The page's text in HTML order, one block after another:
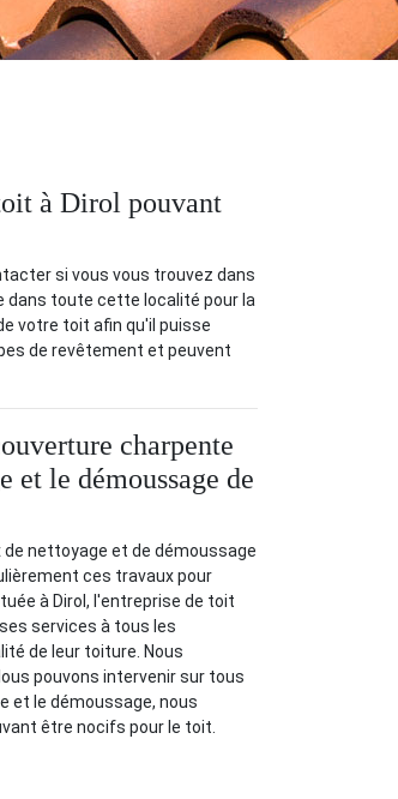
à Dirol pouvant
si vous vous trouvez dans
dans toute cette localité pour la
votre toit afin qu'il puisse
de revêtement et peuvent
charpente
et le démoussage de
nettoyage et de démoussage
ces travaux pour
à Dirol, l'entreprise de toit
services à tous les
de leur toiture. Nous
pouvons intervenir sur tous
et le démoussage, nous
être nocifs pour le toit.